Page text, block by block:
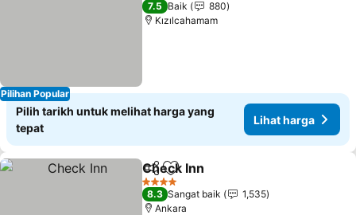
Pilihan Popular
7.5 Baik
880
Kızılcahamam
Pilih tarikh untuk melihat harga yang
tepat
Lihat harga
KongsiTambah ke favorit
Check Inn
4 Bintang
8.3 Sangat baik
1,535
Ankara